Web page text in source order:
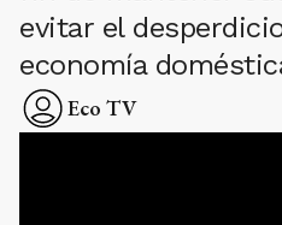
evitar el
economía
Eco TV